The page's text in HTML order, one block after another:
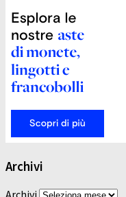
Archivi
Archivi